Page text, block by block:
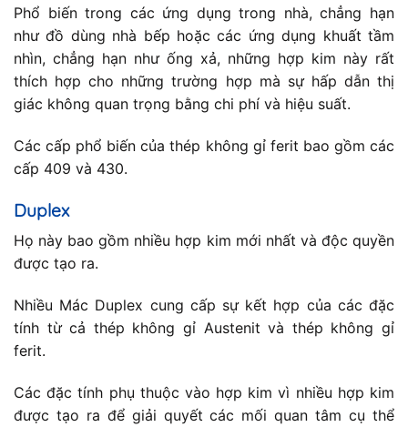
Phổ biến trong các ứng dụng trong nhà, chẳng hạn
như đồ dùng nhà bếp hoặc các ứng dụng khuất tầm
nhìn, chẳng hạn như ống xả, những hợp kim này rất
thích hợp cho những trường hợp mà sự hấp dẫn thị
giác không quan trọng bằng chi phí và hiệu suất.
Các cấp phổ biến của thép không gỉ ferit bao gồm các
cấp 409 và 430.
Duplex
Họ này bao gồm nhiều hợp kim mới nhất và độc quyền
được tạo ra.
Nhiều Mác Duplex cung cấp sự kết hợp của các đặc
tính từ cả thép không gỉ Austenit và thép không gỉ
ferit.
Các đặc tính phụ thuộc vào hợp kim vì nhiều hợp kim
được tạo ra để giải quyết các mối quan tâm cụ thể